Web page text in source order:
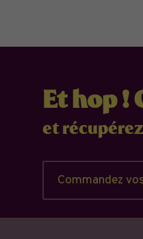
Et hop !
et
Commandez